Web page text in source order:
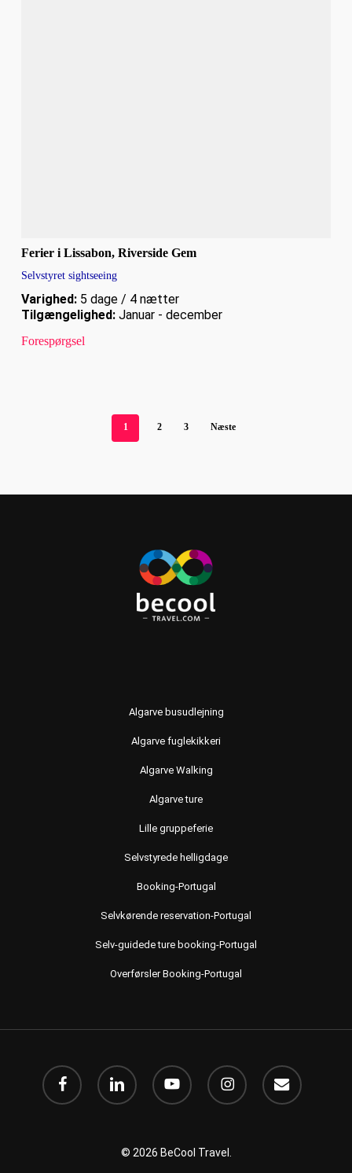
Ferier i Lissabon, Riverside Gem
Selvstyret sightseeing
Varighed:5 dage / 4 nætter
Tilgængelighed:Januar - december
Forespørgsel
1 2 3 Næste
Algarve busudlejning
Algarve fuglekikkeri
Algarve Walking
Algarve ture
Lille gruppeferie
Selvstyrede helligdage
Booking-Portugal
Selvkørende reservation-Portugal
Selv-guidede ture booking-Portugal
Overførsler Booking-Portugal
Facebook linkedin Youtube instagram
e-
mail
© 2026 BeCool Travel.